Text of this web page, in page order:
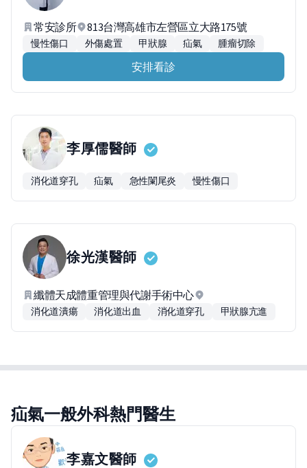
常安診所 813台灣高雄市左營區立大路175號
慢性傷口 外傷處置 甲狀腺 疝氣 腫瘤切除
安排看診
李厚儒醫師
消化道穿孔 疝氣 急性闌尾炎 慢性傷口
徐光漢醫師
纖體天成體重管理與代謝手術中心
消化道潰瘍 消化道出血 消化道穿孔 甲狀腺亢進
疝氣一般外科熱門醫生
李嘉文醫師